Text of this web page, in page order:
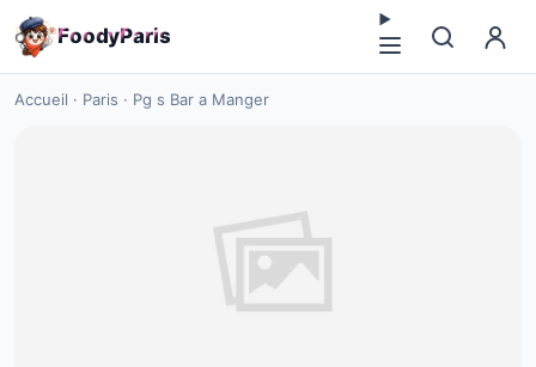
FoodyParis
Accueil · Paris · Pg s Bar a Manger